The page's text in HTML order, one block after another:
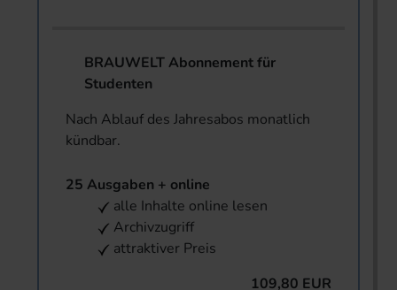
BRAUWELT Abonnement für
Studenten
Nach Ablauf des Jahresabos monatlich
kündbar.
25 Ausgaben + online
alle Inhalte online lesen
Archivzugriff
attraktiver Preis
109,80 EUR